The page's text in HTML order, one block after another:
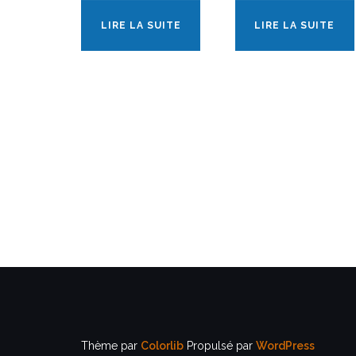
LIRE LA SUITE LIRE LA SUITE
Thème par Colorlib Propulsé par WordPress